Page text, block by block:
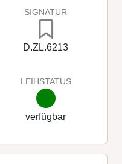
SIGNATUR
D.ZL.6213
LEIHSTATUS
verfügbar